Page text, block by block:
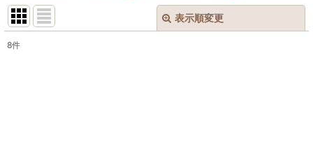
表示順変更
8件